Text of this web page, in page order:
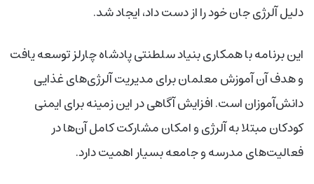
دلیل آلرژی جان خود را از دست داد، ایجاد شد.
این برنامه با همکاری بنیاد سلطنتی پادشاه چارلز توسعه یافت
و هدف آن آموزش معلمان برای مدیریت آلرژی‌های غذایی
دانش‌آموزان است. افزایش آگاهی در این زمینه برای ایمنی
کودکان مبتلا به آلرژی و امکان مشارکت کامل آن‌ها در
فعالیت‌های مدرسه و جامعه بسیار اهمیت دارد.